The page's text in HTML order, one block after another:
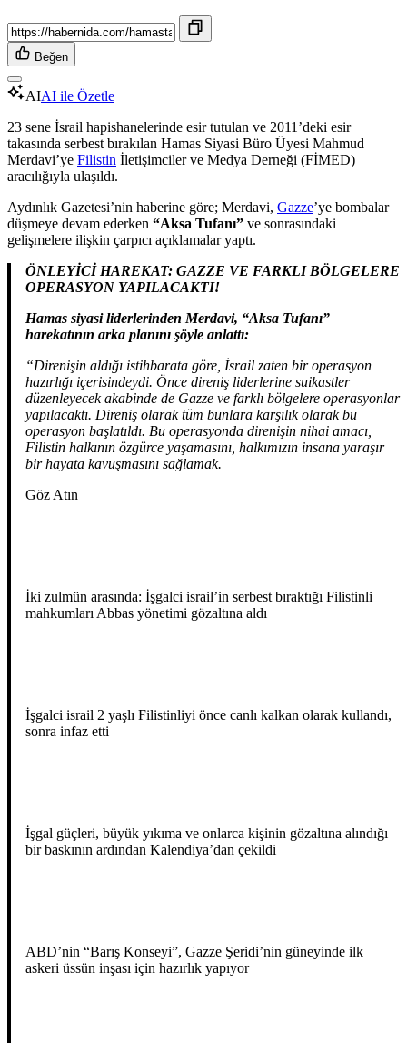
Beğen
AIAI ile Özetle
23 sene İsrail hapishanelerinde esir tutulan ve 2011’deki esir
takasında serbest bırakılan Hamas Siyasi Büro Üyesi Mahmud
Merdavi’ye Filistin İletişimciler ve Medya Derneği (FİMED)
aracılığıyla ulaşıldı.
Aydınlık Gazetesi’nin haberine göre; Merdavi, Gazze’ye bombalar
düşmeye devam ederken “Aksa Tufanı” ve sonrasındaki
gelişmelere ilişkin çarpıcı açıklamalar yaptı.
ÖNLEYİCİ HAREKAT: GAZZE VE FARKLI BÖLGELERE
OPERASYON YAPILACAKTI!
Hamas siyasi liderlerinden Merdavi, “Aksa Tufanı”
harekatının arka planını şöyle anlattı:
“Direnişin aldığı istihbarata göre, İsrail zaten bir operasyon
hazırlığı içerisindeydi. Önce direniş liderlerine suikastler
düzenleyecek akabinde de Gazze ve farklı bölgelere operasyonlar
yapılacaktı. Direniş olarak tüm bunlara karşılık olarak bu
operasyon başlatıldı. Bu operasyonda direnişin nihai amacı,
Filistin halkının özgürce yaşamasını, halkımızın insana yaraşır
bir hayata kavuşmasını sağlamak.
Göz Atın
İki zulmün arasında: İşgalci israil’in serbest bıraktığı Filistinli
mahkumları Abbas yönetimi gözaltına aldı
İşgalci israil 2 yaşlı Filistinliyi önce canlı kalkan olarak kullandı,
sonra infaz etti
İşgal güçleri, büyük yıkıma ve onlarca kişinin gözaltına alındığı
bir baskının ardından Kalendiya’dan çekildi
ABD’nin “Barış Konseyi”, Gazze Şeridi’nin güneyinde ilk
askeri üssün inşası için hazırlık yapıyor